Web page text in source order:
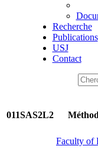
Recherche
Publications
USJ
Contact
011SAS2L2
Faculty of